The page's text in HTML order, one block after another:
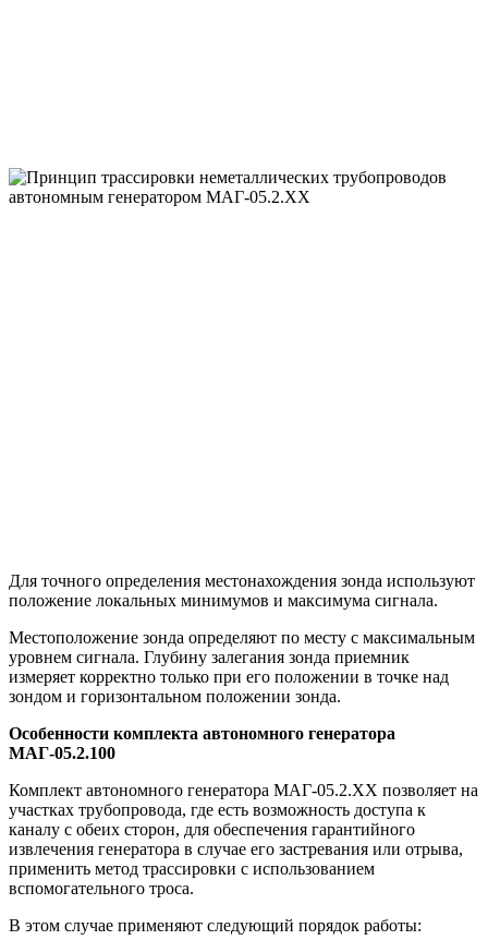
Для точного определения местонахождения зонда используют
положение локальных минимумов и максимума сигнала.
Местоположение зонда определяют по месту с максимальным
уровнем сигнала. Глубину залегания зонда приемник
измеряет корректно только при его положении в точке над
зондом и горизонтальном положении зонда.
Особенности комплекта автономного генератора
МАГ-05.2.100
Комплект автономного генератора МАГ-05.2.ХХ позволяет на
участках трубопровода, где есть возможность доступа к
каналу с обеих сторон, для обеспечения гарантийного
извлечения генератора в случае его застревания или отрыва,
применить метод трассировки с использованием
вспомогательного троса.
В этом случае применяют следующий порядок работы: